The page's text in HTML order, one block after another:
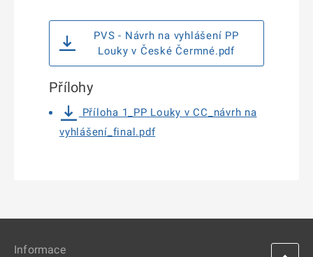
PVS - Návrh na vyhlášení PP
Louky v České Čermné.pdf
Přílohy
Příloha 1_PP Louky v CC_návrh na
vyhlášení_final.pdf
Informace